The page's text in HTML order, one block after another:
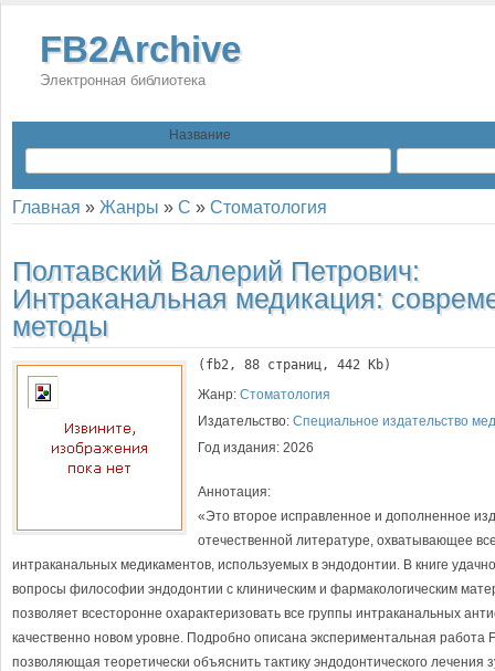
FB2Archive
Электронная библиотека
Название
Главная » Жанры » С » Стоматология
Полтавский Валерий Петрович:
Интраканальная медикация:
методы
( fb2, 88 страниц, 442 Kb)
Жанр: Стоматология
Издательство: Специальное издательство
Год издания: 2026
Аннотация:
«Это второе исправленное и дополненное
отечественной литературе, охватывающее
интраканальных медикаментов, используемых в эндодонтии. В книге
вопросы философии эндодонтии с клиническим и фармакологическим
позволяет всесторонне охарактеризовать все группы интраканальных
качественно новом уровне. Подробно описана экспериментальная работа
позволяющая теоретически объяснить тактику эндодонтического лечения